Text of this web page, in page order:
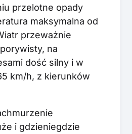
przelotne opady
maksymalna od
przeważnie
na
dość silny i w
km/h, z kierunków
i gdzieniegdzie